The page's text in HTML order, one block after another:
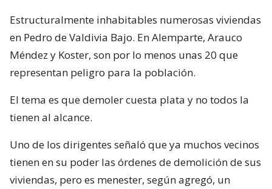
Estructuralmente inhabitables numerosas viviendas
en Pedro de Valdivia Bajo. En Alemparte, Arauco
Méndez y Koster, son por lo menos unas 20 que
representan peligro para la población.
El tema es que demoler cuesta plata y no todos la
tienen al alcance.
Uno de los dirigentes señaló que ya muchos vecinos
tienen en su poder las órdenes de demolición de sus
viviendas, pero es menester, según agregó, un